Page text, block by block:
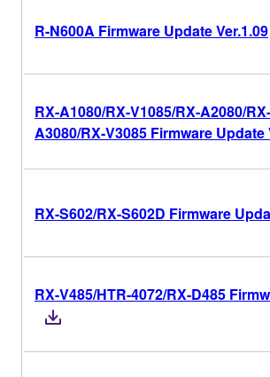
R-N600A Firmware Update Ver.1.09
RX-A1080/RX-V1085/RX-A2080/
A3080/RX-V3085 Firmware Update
RX-S602/RX-S602D Firmware
RX-V485/HTR-4072/RX-D485